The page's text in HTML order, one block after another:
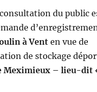
du public
à Venten vue de
de stockage
Meximieux – lieu-dit